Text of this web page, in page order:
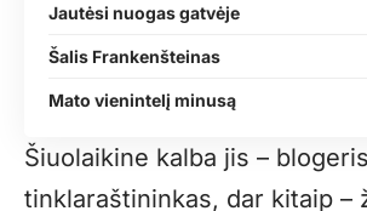
Jautėsi nuogas gatvėje
Šalis Frankenšteinas
Mato vienintelį minusą
Šiuolaikine kalba jis –
tinklaraštininkas, dar kitaip –